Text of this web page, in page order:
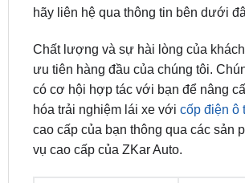
hãy liên hệ qua thông tin bên dưới
Chất lượng và sự hài lòng của
ưu tiên hàng đầu của chúng tôi.
có cơ hội hợp tác với bạn để nâng
hóa trải nghiệm lái xe với cốp điện ô
cao cấp của bạn thông qua các sản
vụ cao cấp của ZKar Auto.